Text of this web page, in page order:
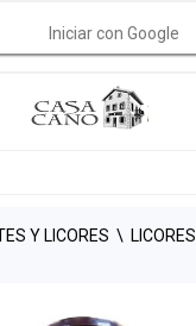
Iniciar con Google
Y LICORES LICORES